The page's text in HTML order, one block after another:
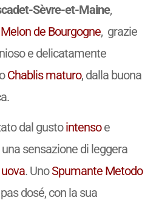
Sèvre-et-Maine,
Melon de Bourgogne, grazie
e delicatamente
Chablis maturo, dalla buona
dal gustointensoe
una sensazione di leggera
uova. UnoSpumante Metodo
dosé, con la sua